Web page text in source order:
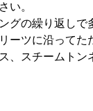
い。
グの繰り返し
ーツに沿ってた
、スチームト